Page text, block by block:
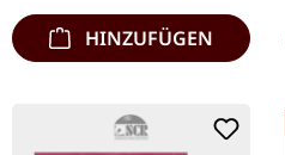
HINZUFÜGEN